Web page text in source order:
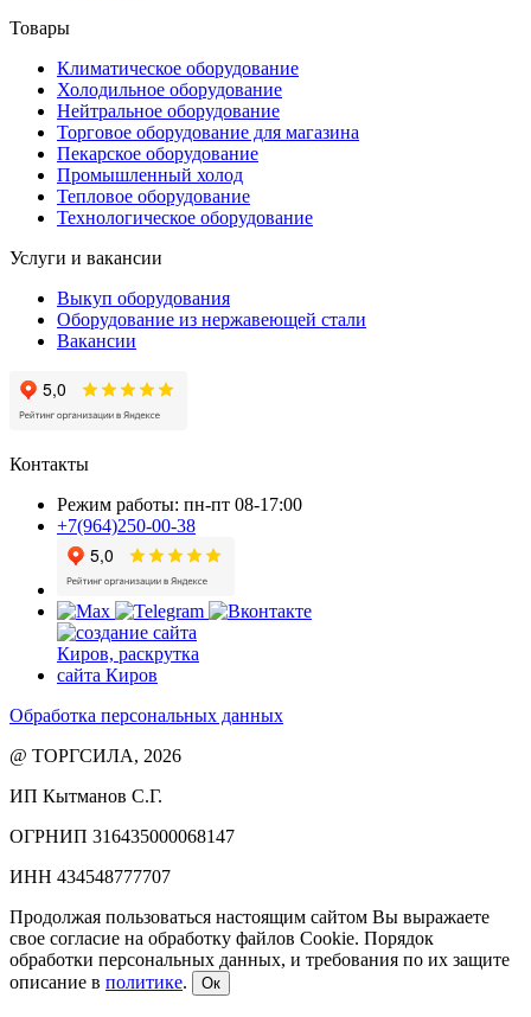
Товары
Климатическое оборудование
Холодильное оборудование
Нейтральное оборудование
Торговое оборудование для магазина
Пекарское оборудование
Промышленный холод
Тепловое оборудование
Технологическое оборудование
Услуги и вакансии
Выкуп оборудования
Оборудование из нержавеющей стали
Вакансии
Контакты
Режим работы: пн-пт 08-17:00
+7(964)250-00-38
Обработка персональных данных
@ ТОРГСИЛА, 2026
ИП Кытманов С.Г.
ОГРНИП 316435000068147
ИНН 434548777707
Продолжая пользоваться настоящим сайтом Вы выражаете
свое согласие на обработку файлов Cookie. Порядок
обработки персональных данных, и требования по их защите
описание в политике. Ок